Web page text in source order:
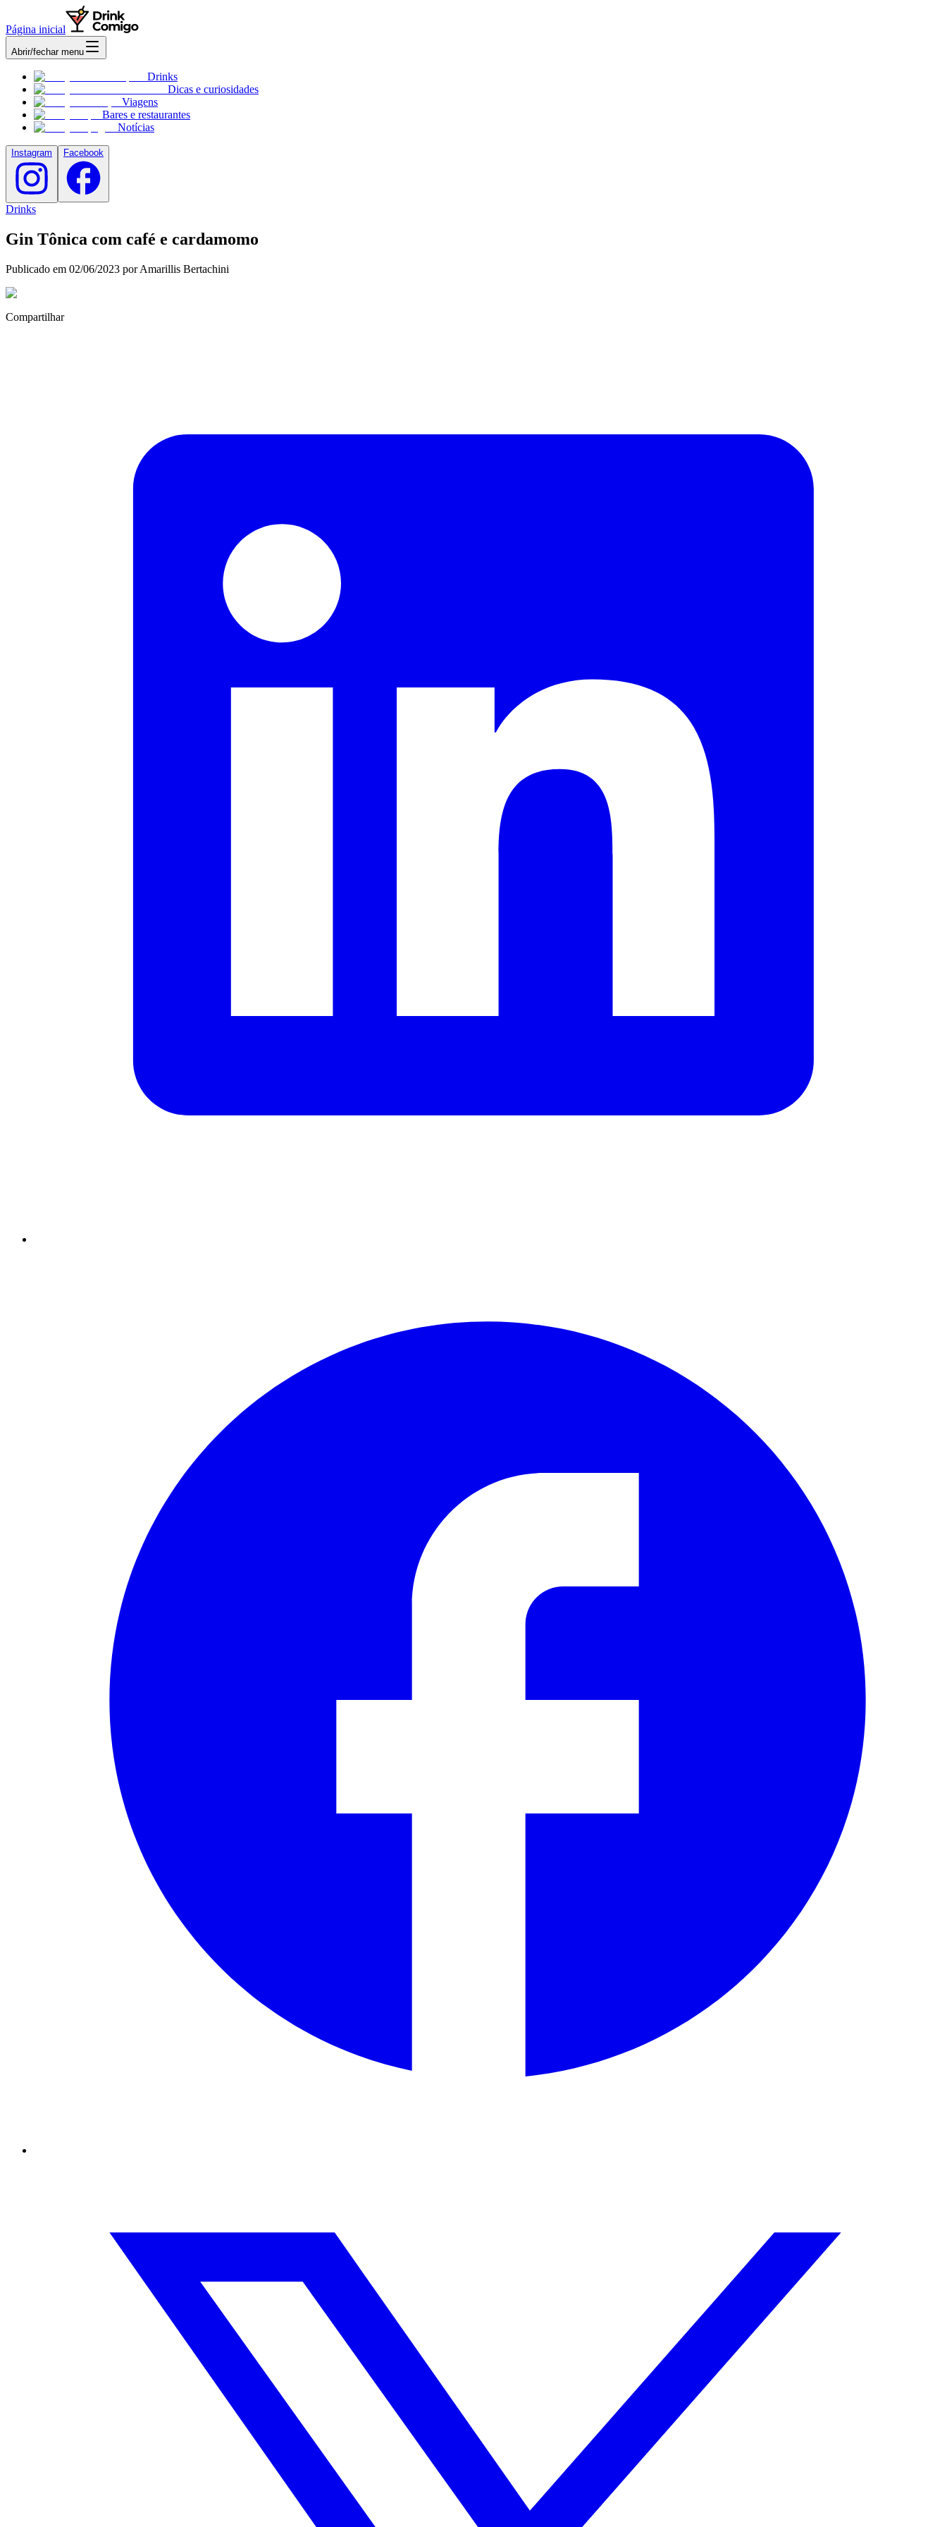
Página inicial
Abrir/fechar menu
Drinks
Dicas e curiosidades
Viagens
Bares e restaurantes
Notícias
Instagram Facebook
Drinks
Gin Tônica com café e cardamomo
Publicado em 02/06/2023 por Amarillis Bertachini
Compartilhar